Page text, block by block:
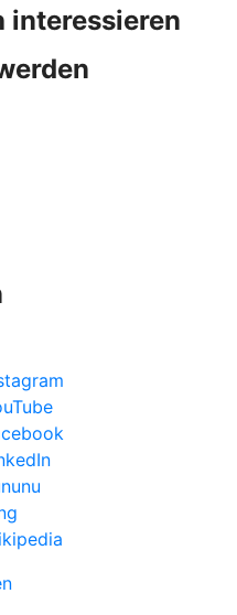
interessieren